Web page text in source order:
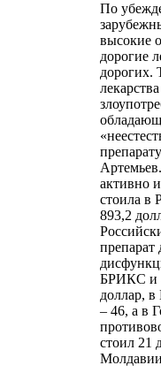
По
высокие
дорогие
дорогих.
активно
стоила в
893,2
препарат
БРИКС и
доллар, в
– 46, а в
стоил 21
Молдавии